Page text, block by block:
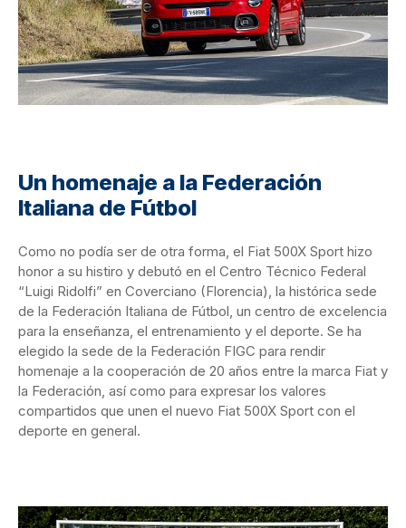
Un homenaje a la Federación
Italiana de Fútbol
Como no podía ser de otra forma, el Fiat 500X Sport hizo
honor a su histiro y debutó en el Centro Técnico Federal
“Luigi Ridolfi” en Coverciano (Florencia), la histórica sede
de la Federación Italiana de Fútbol, un centro de excelencia
para la enseñanza, el entrenamiento y el deporte. Se ha
elegido la sede de la Federación FIGC para rendir
homenaje a la cooperación de 20 años entre la marca Fiat y
la Federación, así como para expresar los valores
compartidos que unen el nuevo Fiat 500X Sport con el
deporte en general.